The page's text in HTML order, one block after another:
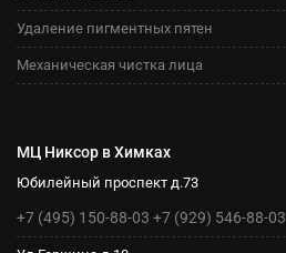
Удаление пигментных пятен
Механическая чистка лица
МЦ Никсор в Химках
Юбилейный проспект д.73
+7 (495) 150-88-03 +7 (929) 546-88-03